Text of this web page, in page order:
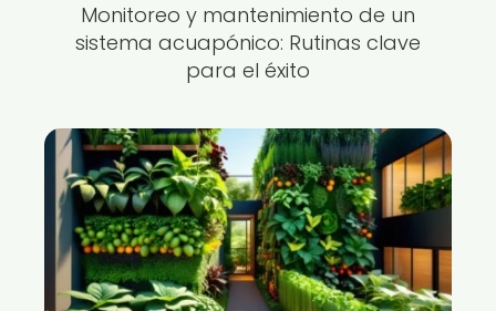
Monitoreo y mantenimiento de un
sistema acuapónico: Rutinas clave
para el éxito